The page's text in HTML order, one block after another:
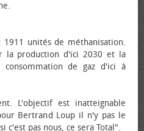
unités de méthanisation.
la production d'ici 2030 et la
de gaz d'ici à
L'objectif est inatteignable
Bertrand Loup il n'y pas le
c'est pas nous, ce sera Total".